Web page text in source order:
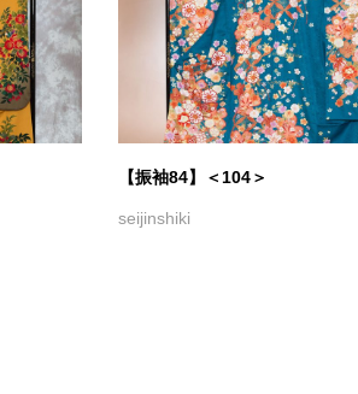
【振袖84】＜104＞
seijinshiki